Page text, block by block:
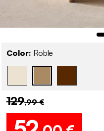
Color: Roble
129,99 €